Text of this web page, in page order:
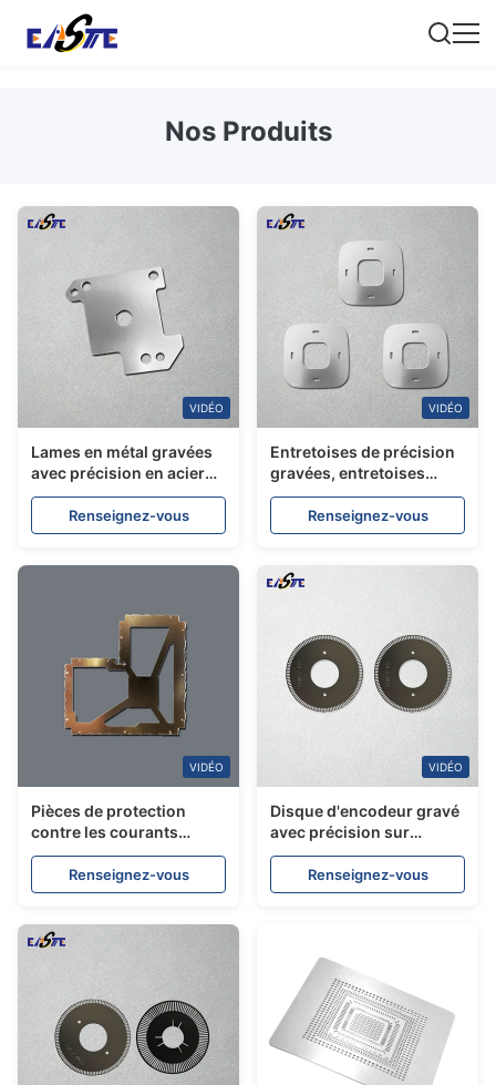
Nos Produits
VIDÉO
Lames en métal gravées
avec précision en acier
inoxydable, gravure
photo personnalisée
Renseignez-vous
VIDÉO
Entretoises de précision
gravées, entretoises
métalliques gravées
photo en acier
inoxydable sur mesure
Renseignez-vous
VIDÉO
Pièces de protection
contre les courants
électromagnétiques
personnalisées
Renseignez-vous
VIDÉO
Disque d'encodeur gravé
avec précision sur
mesure pour encodeurs
rotatifs optiques
Renseignez-vous